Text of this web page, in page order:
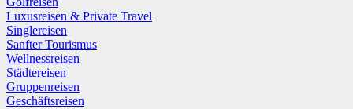
Luxusreisen & Private Travel
Singlereisen
Sanfter Tourismus
Wellnessreisen
Städtereisen
Gruppenreisen
Geschäftsreisen